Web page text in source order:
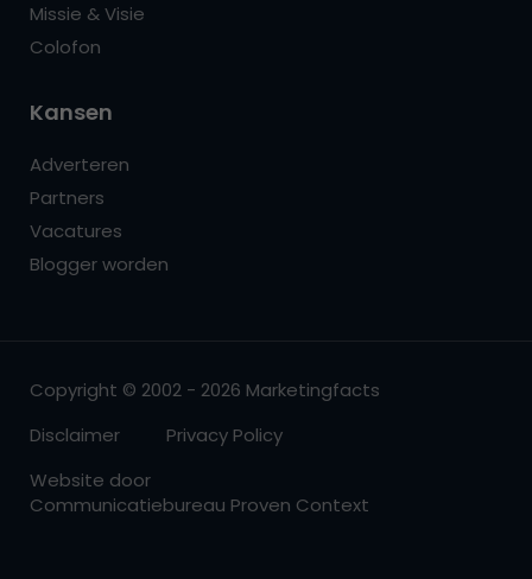
Missie & Visie
Colofon
Kansen
Adverteren
Partners
Vacatures
Blogger worden
Copyright © 2002 - 2026 Marketingfacts
Disclaimer
Privacy Policy
Website door
Communicatiebureau Proven Context